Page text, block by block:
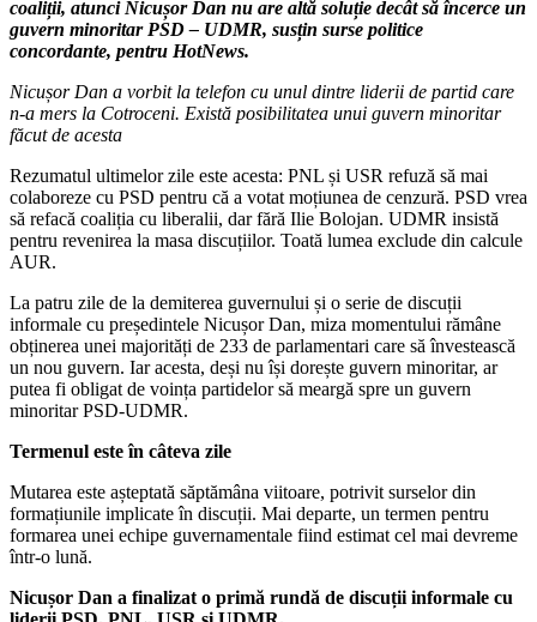
coaliții, atunci Nicușor Dan nu are altă soluție decât să încerce un
guvern minoritar PSD – UDMR, susțin surse politice
concordante, pentru HotNews.
Nicușor Dan a vorbit la telefon cu unul dintre liderii de partid care
n-a mers la Cotroceni. Există posibilitatea unui guvern minoritar
făcut de acesta
Rezumatul ultimelor zile este acesta: PNL și USR refuză să mai
colaboreze cu PSD pentru că a votat moțiunea de cenzură. PSD vrea
să refacă coaliția cu liberalii, dar fără Ilie Bolojan. UDMR insistă
pentru revenirea la masa discuțiilor. Toată lumea exclude din calcule
AUR.
La patru zile de la demiterea guvernului și o serie de discuții
informale cu președintele Nicușor Dan, miza momentului rămâne
obținerea unei majorități de 233 de parlamentari care să învestească
un nou guvern. Iar acesta, deși nu își dorește guvern minoritar, ar
putea fi obligat de voința partidelor să meargă spre un guvern
minoritar PSD-UDMR.
Termenul este în câteva zile
Mutarea este așteptată săptămâna viitoare, potrivit surselor din
formațiunile implicate în discuții. Mai departe, un termen pentru
formarea unei echipe guvernamentale fiind estimat cel mai devreme
într-o lună.
Nicușor Dan a finalizat o primă rundă de discuții informale cu